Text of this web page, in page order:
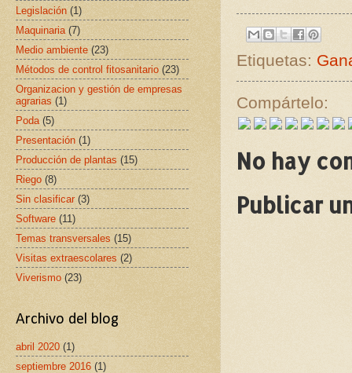
Etiquetas:
Compártelo:
No hay
Publicar
Legislación (1)
Maquinaria (7)
Medio ambiente (23)
Métodos de control fitosanitario (23)
Organizacion y gestión de empresas
agrarias (1)
Poda (5)
Presentación (1)
Producción de plantas (15)
Riego (8)
Sin clasificar (3)
Software (11)
Temas transversales (15)
Visitas extraescolares (2)
Viverismo (23)
Archivo del blog
abril 2020 (1)
septiembre 2016 (1)